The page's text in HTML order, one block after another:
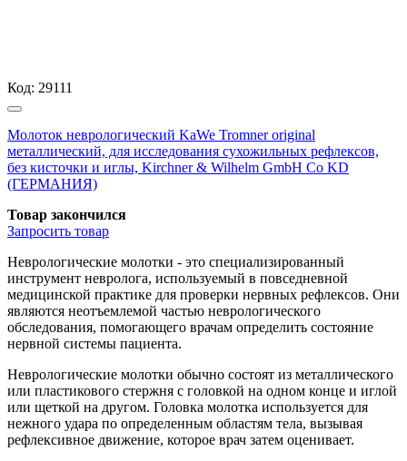
Код: 29111
Молоток неврологический KaWe Tromner original
металлический, для исследования сухожильных рефлексов,
без кисточки и иглы, Kirchner & Wilhelm GmbH Co KD
(ГЕРМАНИЯ)
Товар закончился
Запросить товар
Неврологические молотки - это специализированный
инструмент невролога, используемый в повседневной
медицинской практике для проверки нервных рефлексов. Они
являются неотъемлемой частью неврологического
обследования, помогающего врачам определить состояние
нервной системы пациента.
Неврологические молотки обычно состоят из металлического
или пластикового стержня с головкой на одном конце и иглой
или щеткой на другом. Головка молотка используется для
нежного удара по определенным областям тела, вызывая
рефлексивное движение, которое врач затем оценивает.